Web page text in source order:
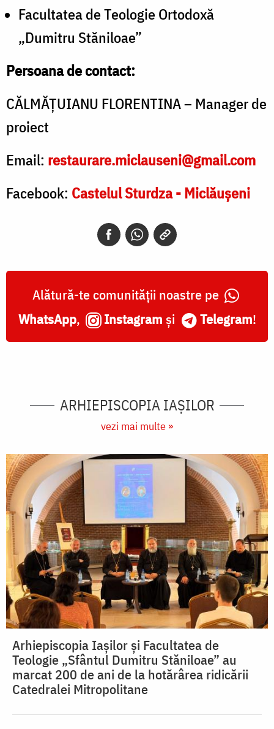
Facultatea de Teologie Ortodoxă
„Dumitru Stăniloae”
Persoana de contact:
CĂLMĂȚUIANU FLORENTINA – Manager de
proiect
Email: restaurare.miclauseni@gmail.com
Facebook: Castelul Sturdza - Miclăușeni
Alătură-te comunității noastre pe
WhatsApp, Instagram și Telegram!
ARHIEPISCOPIA IAŞILOR
vezi mai multe »
Arhiepiscopia Iașilor și Facultatea de
Teologie „Sfântul Dumitru Stăniloae” au
marcat 200 de ani de la hotărârea ridicării
Catedralei Mitropolitane